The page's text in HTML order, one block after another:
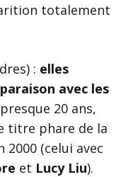
totalement
: elles
avec les
20 ans,
titre phare de la
2000 (celui avec
et Lucy Liu).